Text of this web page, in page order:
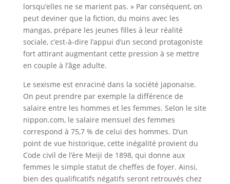
lorsqu’elles ne se marient pas. » Par conséquent, on
peut deviner que la fiction, du moins avec les
mangas, prépare les jeunes filles à leur réalité
sociale, c’est-à-dire l’appui d’un second protagoniste
fort attirant augmentant cette pression à se mettre
en couple à l’âge adulte.
Le sexisme est enraciné dans la société japonaise.
On peut prendre par exemple la différence de
salaire entre les hommes et les femmes. Selon le site
nippon.com, le salaire mensuel des femmes
correspond à 75,7 % de celui des hommes. D’un
point de vue historique, cette inégalité provient du
Code civil de l’ère Meiji de 1898, qui donne aux
femmes le simple statut de cheffes de foyer. Ainsi,
bien des qualificatifs négatifs seront retrouvés chez